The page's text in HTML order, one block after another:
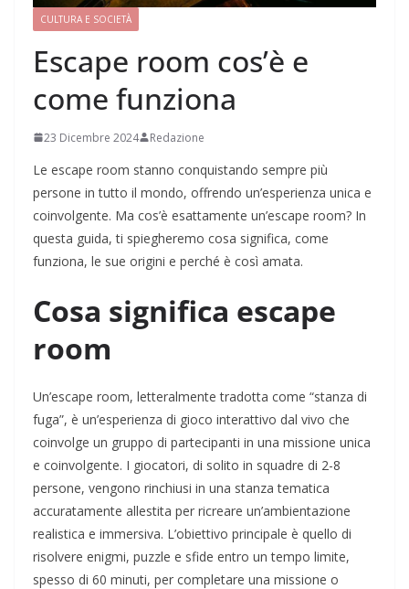
CULTURA E SOCIETÀ
Escape room cos’è e
come funziona
23 Dicembre 2024 Redazione
Le escape room stanno conquistando sempre più
persone in tutto il mondo, offrendo un’esperienza unica e
coinvolgente. Ma cos’è esattamente un’escape room? In
questa guida, ti spiegheremo cosa significa, come
funziona, le sue origini e perché è così amata.
Cosa significa escape
room
Un’escape room, letteralmente tradotta come “stanza di
fuga”, è un’esperienza di gioco interattivo dal vivo che
coinvolge un gruppo di partecipanti in una missione unica
e coinvolgente. I giocatori, di solito in squadre di 2-8
persone, vengono rinchiusi in una stanza tematica
accuratamente allestita per ricreare un’ambientazione
realistica e immersiva. L’obiettivo principale è quello di
risolvere enigmi, puzzle e sfide entro un tempo limite,
spesso di 60 minuti, per completare una missione o